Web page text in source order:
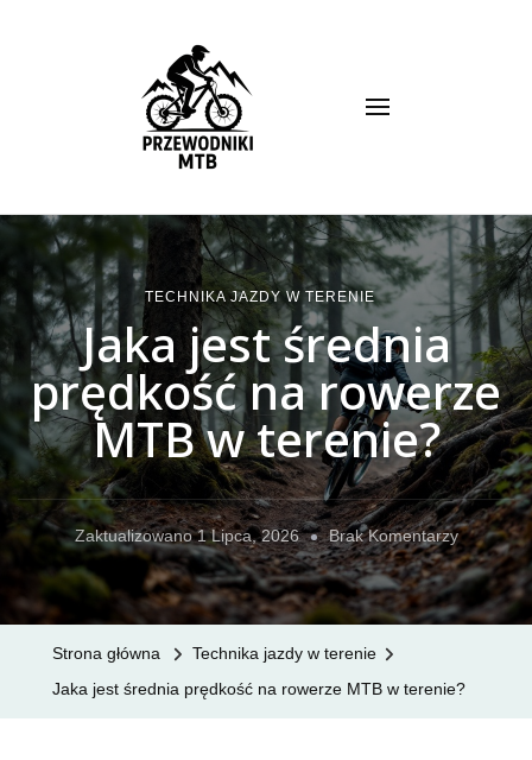
TECHNIKA JAZDY W TERENIE
Jaka jest średnia
prędkość na rowerze
MTB w terenie?
Zaktualizowano1 Lipca, 2026 Brak KomentarzyDo
Jaka
Jest
Strona główna
Technika jazdy w terenie
Jaka jest średnia prędkość na rowerze MTB w terenie?